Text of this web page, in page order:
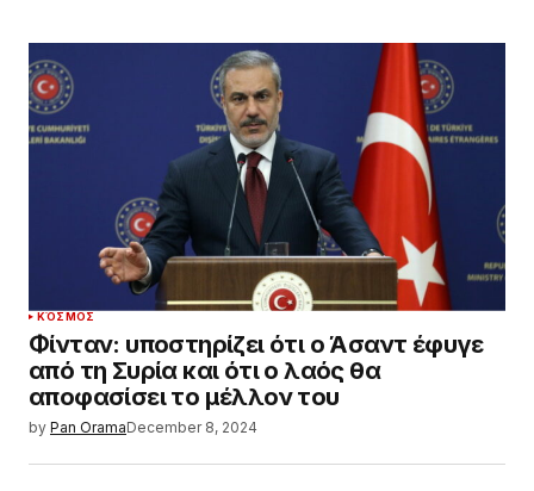
ΚΌΣΜΟΣ
Φίνταν: υποστηρίζει ότι ο Άσαντ έφυγε
από τη Συρία και ότι ο λαός θα
αποφασίσει το μέλλον του
by Pan OramaDecember 8, 2024